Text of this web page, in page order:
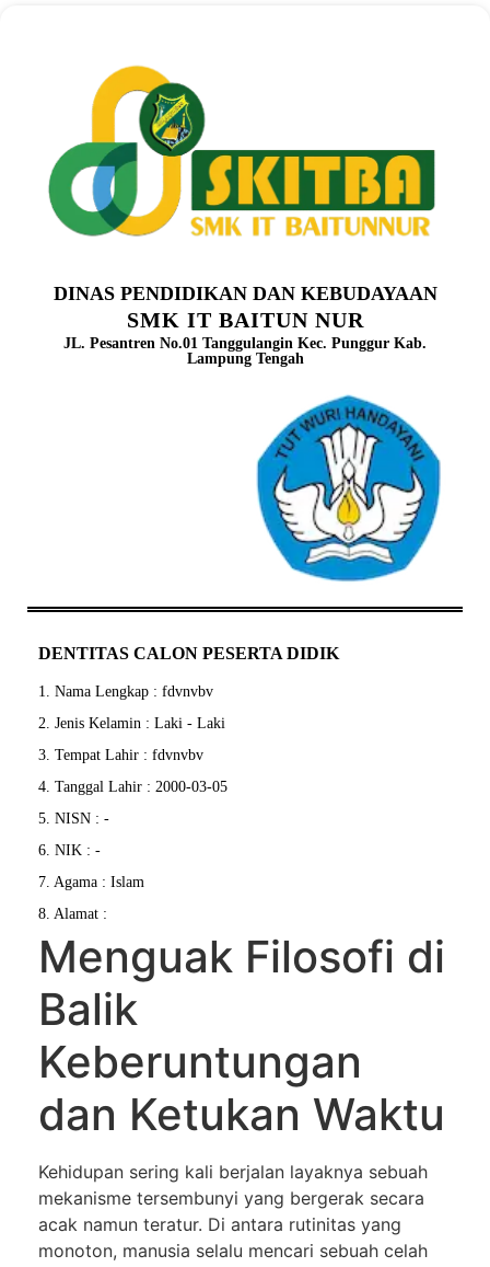
DINAS PENDIDIKAN DAN KEBUDAYAAN
SMK IT BAITUN NUR
JL. Pesantren No.01 Tanggulangin Kec. Punggur Kab.
Lampung Tengah
DENTITAS CALON PESERTA DIDIK
1. Nama Lengkap : fdvnvbv
2. Jenis Kelamin : Laki - Laki
3. Tempat Lahir : fdvnvbv
4. Tanggal Lahir : 2000-03-05
5. NISN : -
6. NIK : -
7. Agama : Islam
8. Alamat :
Menguak Filosofi di
Balik
Keberuntungan
dan Ketukan Waktu
Kehidupan sering kali berjalan layaknya sebuah
mekanisme tersembunyi yang bergerak secara
acak namun teratur. Di antara rutinitas yang
monoton, manusia selalu mencari sebuah celah